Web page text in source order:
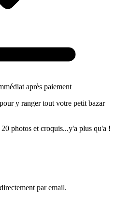
après paiement
y ranger tout votre petit bazar
photos et croquis...y'a plus qu'a !
par email.